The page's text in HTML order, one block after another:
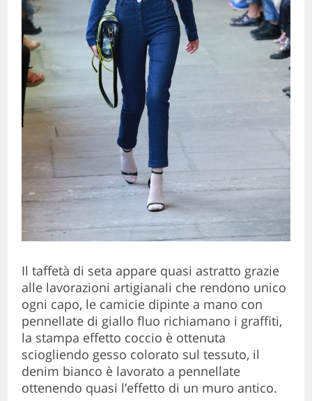
Il taffetà di seta appare quasi astratto grazie
alle lavorazioni artigianali che rendono unico
ogni capo, le camicie dipinte a mano con
pennellate di giallo fluo richiamano i graffiti,
la stampa effetto coccio è ottenuta
sciogliendo gesso colorato sul tessuto, il
denim bianco è lavorato a pennellate
ottenendo quasi l’effetto di un muro antico.